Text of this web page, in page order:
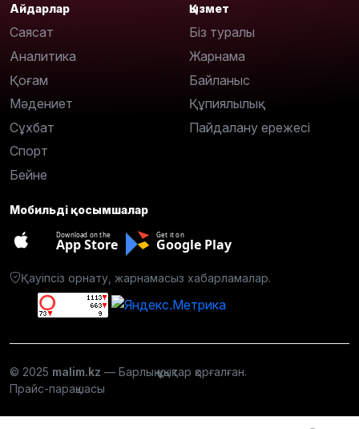
Айдарлар
Саясат
Аналитика
Қоғам
Мәдениет
Сұхбат
Спорт
Бейне
Қызмет
Біз туралы
Жарнама
Байланыс
Құпиялылық
Пайдалану ережесі
Мобильді қосымшалар
Download on the
App Store
Get it on
Google Play
Қауіпсіз орнату, жарнамасыз хабарламалар.
© 2025 malim.kz — Барлық құқықтар қорғалған.
Прайс-парақшасы